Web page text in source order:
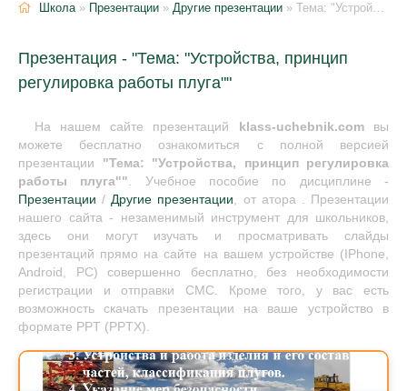
Школа» Презентации » Другие презентации » Тема: "Устройства, принцип регулировка работы плуга"
Презентация - "Тема: "Устройства, принцип
регулировка работы плуга""
На нашем сайте презентаций klass-uchebnik.comвы
можете бесплатно ознакомиться с полной версией
презентации "Тема: "Устройства, принцип регулировка
работы плуга"". Учебное пособие по дисциплине -
Презентации /Другие презентации, от атора . Презентации
нашего сайта - незаменимый инструмент для школьников,
здесь они могут изучать и просматривать слайды
презентаций прямо на сайте на вашем устройстве (IPhone,
Android, PC) совершенно бесплатно, без необходимости
регистрации и отправки СМС. Кроме того, у вас есть
возможность скачать презентации на ваше устройство в
формате PPT (PPTX).